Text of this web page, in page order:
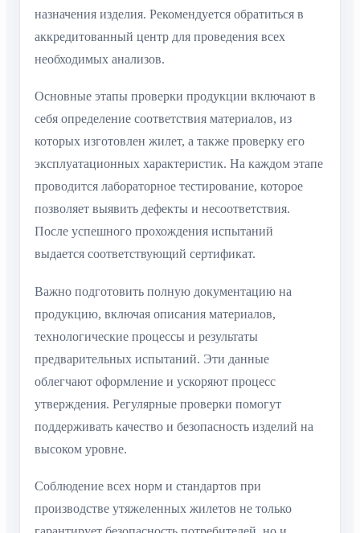
назначения изделия. Рекомендуется обратиться в
аккредитованный центр для проведения всех
необходимых анализов.
Основные этапы проверки продукции включают в
себя определение соответствия материалов, из
которых изготовлен жилет, а также проверку его
эксплуатационных характеристик. На каждом этапе
проводится лабораторное тестирование, которое
позволяет выявить дефекты и несоответствия.
После успешного прохождения испытаний
выдается соответствующий сертификат.
Важно подготовить полную документацию на
продукцию, включая описания материалов,
технологические процессы и результаты
предварительных испытаний. Эти данные
облегчают оформление и ускоряют процесс
утверждения. Регулярные проверки помогут
поддерживать качество и безопасность изделий на
высоком уровне.
Соблюдение всех норм и стандартов при
производстве утяжеленных жилетов не только